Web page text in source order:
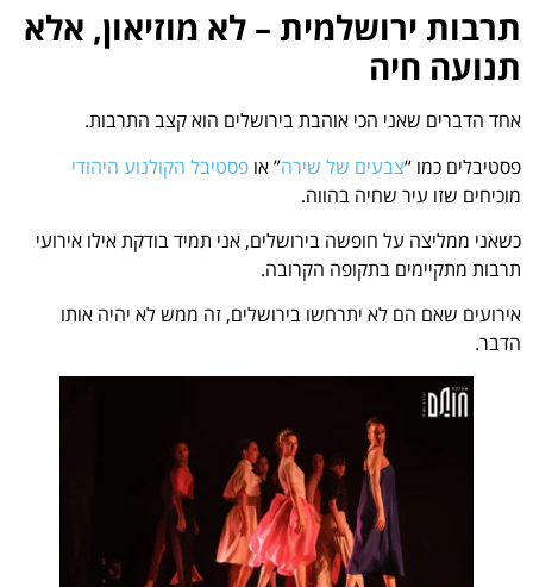
תרבות ירושלמית – לא מוזיאון, אלא
תנועה חיה
אחד הדברים שאני הכי אוהבת בירושלים הוא קצב התרבות.
פסטיבלים כמו “צבעים של שירה” או פסטיבל הקולנוע היהודי
מוכיחים שזו עיר שחיה בהווה.
כשאני ממליצה על חופשה בירושלים, אני תמיד בודקת אילו אירועי
תרבות מתקיימים בתקופה הקרובה.
אירועים שאם הם לא יתרחשו בירושלים, זה ממש לא יהיה אותו
הדבר.